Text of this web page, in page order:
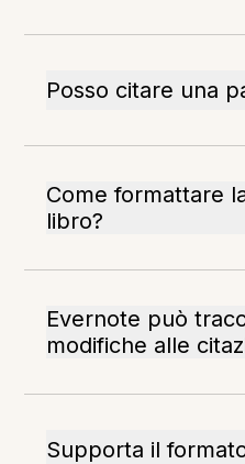
Posso citare una
Come formattare
libro?
Evernote può
modifiche alle
Supporta il